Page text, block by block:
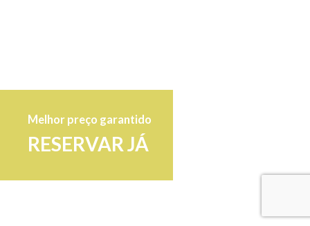
Melhor preço garantido
RESERVAR JÁ